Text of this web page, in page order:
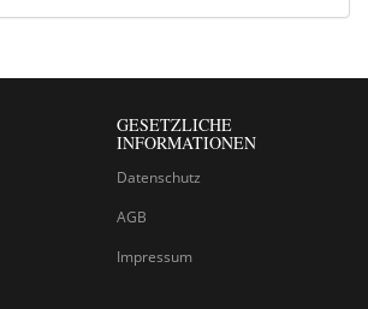
GESETZLICHE
INFORMATIONEN
Datenschutz
AGB
Impressum